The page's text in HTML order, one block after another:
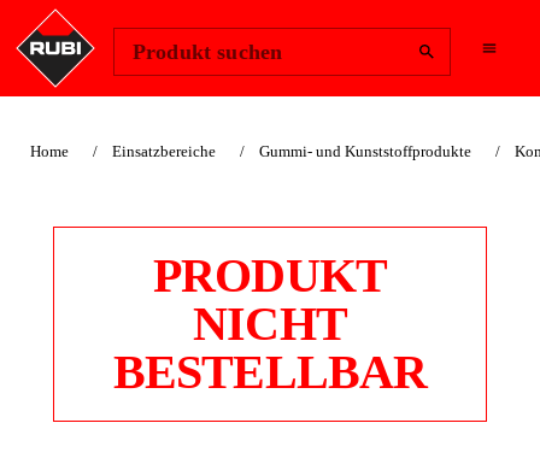
Produkt suchen
Home Einsatzbereiche Gummi- und Kunststoffprodukte
PRODUKT
NICHT
BESTELLBAR